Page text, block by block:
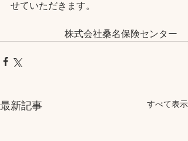
せていただきます。
株式会社桑名保険センター
最新記事 すべて表示